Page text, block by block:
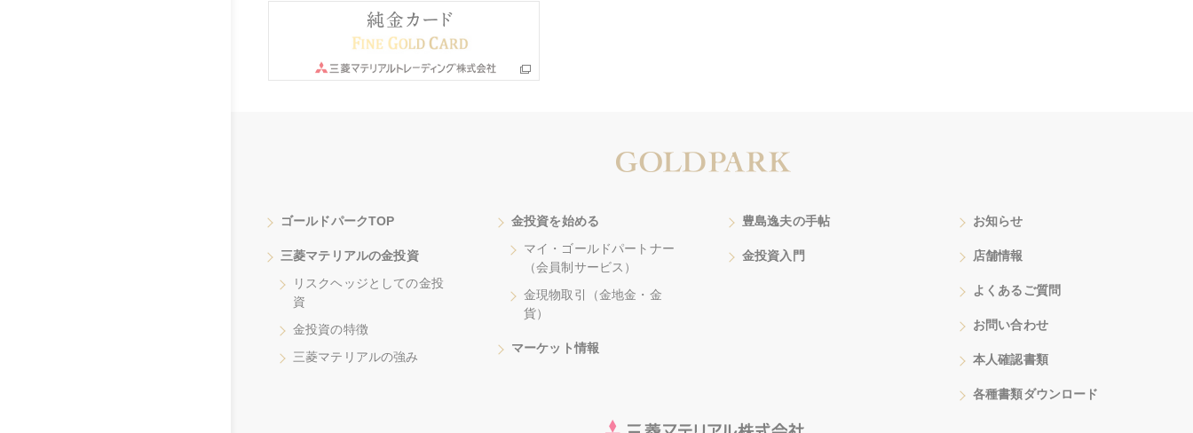
ゴールドパークTOP
三菱マテリアルの金投資
リスクヘッジとしての金投
資
金投資の特徴
三菱マテリアルの強み
金投資を始める
マイ・ゴールドパートナー
（会員制サービス）
金現物取引（金地金・金
貨）
マーケット情報
豊島逸夫の手帖
金投資入門
お知らせ
店舗情報
よくあるご質問
お問い合わせ
本人確認書類
各種書類ダウンロード